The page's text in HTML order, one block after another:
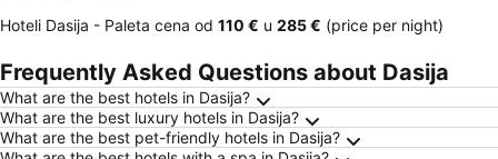
Hoteli Dasija - Paleta cena od ‎110 € u ‎285 € (price per night)
Frequently Asked Questions about Dasija
What are the best hotels in Dasija?
What are the best luxury hotels in Dasija?
What are the best pet-friendly hotels in Dasija?